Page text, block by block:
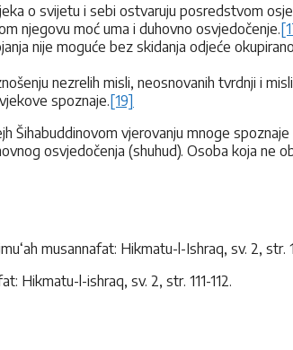
o svijetu i sebi ostvaruju posredstvom
njegovu moć uma i duhovno osvjedočenje.
nije moguće bez skidanja odjeće
nezrelih misli, neosnovanih tvrdnji i
spoznaje.[19]
Šihabuddinovom vjerovanju mnoge
osvjedočenja (shuhud). Osoba koja ne
musannafat: Hikmatu-l-Ishraq, sv. 2, str.
Hikmatu-l-ishraq, sv. 2, str. 111-112.